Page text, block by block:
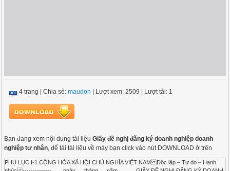
4 trang |Chia sẻ:maudon | Lượt xem: 2509 | Lượt tải: 1
Bạn đang xem nội dung tài liệuGiấy đề nghị đăng ký doanh nghiệp doanh
nghiệp tư nhân, để tải tài liệu về máy bạn click vào nút DOWNLOAD ở trên
PHỤ LỤC I-1 CỘNG HÒA XÃ HỘI CHỦ NGHĨA VIỆT NAM Độc lập – Tự do – Hạnh